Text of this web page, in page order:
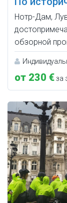
Нотр-Дам,
обзорной
от 230 €за